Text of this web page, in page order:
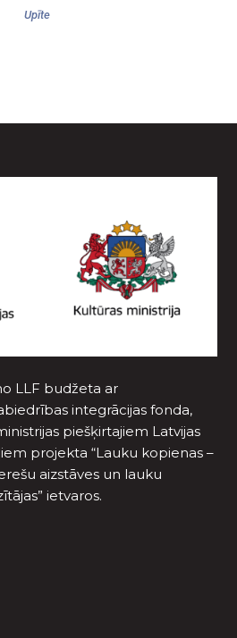
Upīte
LLF budžeta ar
integrācijas fonda,
piešķirtajiem Latvijas
projekta “Lauku kopienas –
aizstāves un lauku
ietvaros.